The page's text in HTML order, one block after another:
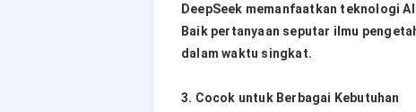
DeepSeek memanfaatkan teknologi
Baik pertanyaan seputar ilmu
dalam waktu singkat.
3. Cocok untuk Berbagai Kebutuhan